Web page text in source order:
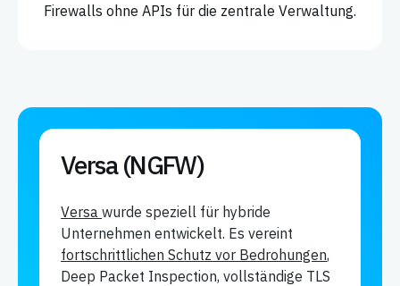
Firewalls ohne APIs für die zentrale Verwaltung.
Versa (NGFW)
Versa wurde speziell für hybride
Unternehmen entwickelt. Es vereint
fortschrittlichen Schutz vor Bedrohungen,
Deep Packet Inspection, vollständige TLS